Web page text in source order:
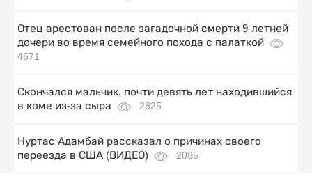
Отец арестован после загадочной смерти 9-летней
дочери во время семейного похода с палаткой
4671
Скончался мальчик, почти девять лет находившийся
в коме из-за сыра
2825
Нуртас Адамбай рассказал о причинах своего
переезда в США (ВИДЕО)
2085